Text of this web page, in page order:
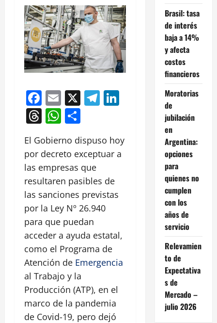
Facebook
Email
X Telegram
LinkedIn
Threads
WhatsApp
El Gobierno dispuso hoy
por decreto exceptuar a
las empresas que
resultaren pasibles de
las sanciones previstas
por la Ley Nº 26.940
para que puedan
acceder a ayuda estatal,
como el Programa de
Atención de Emergencia
al Trabajo y la
Producción (ATP), en el
marco de la pandemia
de Covid-19, pero dejó
Brasil: tasa
de interés
baja a 14%
y afecta
costos
financieros
Moratorias
de
jubilación
en
Argentina:
opciones
para
quienes no
cumplen
con los
años de
servicio
Relevamien
to de
Expectativa
s de
Mercado –
julio 2026